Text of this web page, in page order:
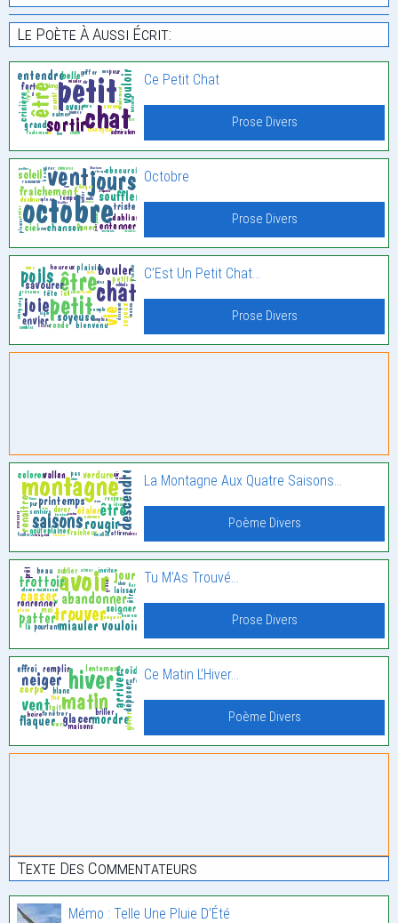
Le Poète À Aussi Écrit:
Ce Petit Chat
Prose Divers
Octobre
Prose Divers
C’Est Un Petit Chat…
Prose Divers
La Montagne Aux Quatre Saisons…
Poème Divers
Tu M’As Trouvé…
Prose Divers
Ce Matin L’Hiver…
Poème Divers
Texte Des Commentateurs
Mémo : Telle Une Pluie D’Été